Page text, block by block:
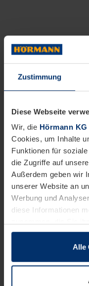
Zustimmung
Diese Webseite
Wir, die Hörmann
Cookies, um Inhalte
Funktionen für
die Zugriffe auf
Außerdem geben wir
unserer Website an
Werbung und
diese Informationen
sie im Rahmen Ihrer
wenn diese für den
notwendig sind. Für
Alle